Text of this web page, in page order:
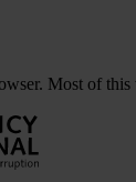
Most of